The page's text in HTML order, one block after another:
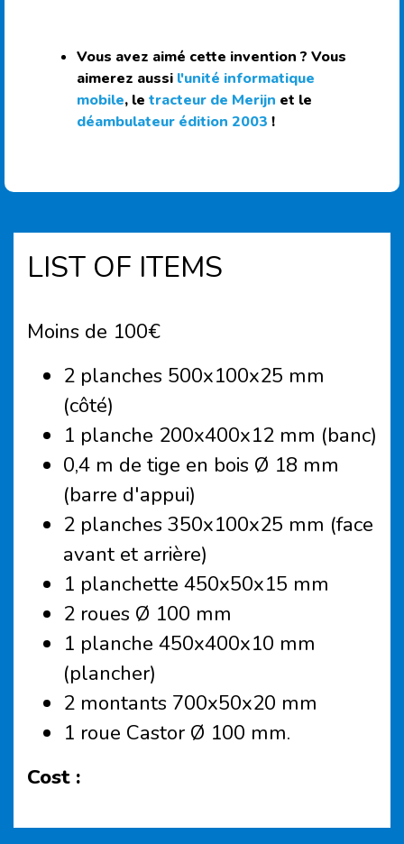
Vous avez aimé cette invention ? Vous
aimerez aussi l'unité informatique
mobile, le tracteur de Merijn et le
déambulateur édition 2003 !
LIST OF ITEMS
Moins de 100€
2 planches 500x100x25 mm
(côté)
1 planche 200x400x12 mm (banc)
0,4 m de tige en bois Ø 18 mm
(barre d'appui)
2 planches 350x100x25 mm (face
avant et arrière)
1 planchette 450x50x15 mm
2 roues Ø 100 mm
1 planche 450x400x10 mm
(plancher)
2 montants 700x50x20 mm
1 roue Castor Ø 100 mm.
Cost :